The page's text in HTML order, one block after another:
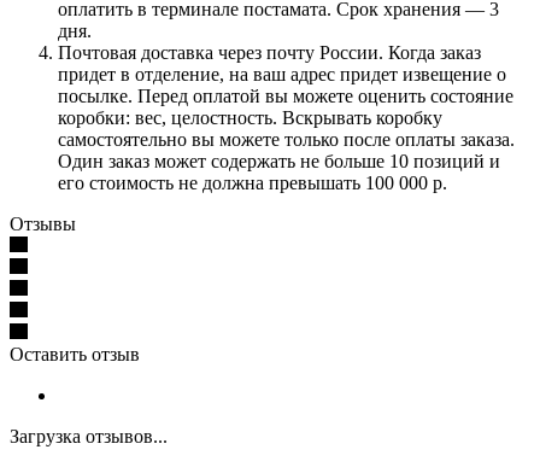
оплатить в терминале постамата. Срок хранения — 3
дня.
Почтовая доставка через почту России. Когда заказ
придет в отделение, на ваш адрес придет извещение о
посылке. Перед оплатой вы можете оценить состояние
коробки: вес, целостность. Вскрывать коробку
самостоятельно вы можете только после оплаты заказа.
Один заказ может содержать не больше 10 позиций и
его стоимость не должна превышать 100 000 р.
Отзывы
Оставить отзыв
Загрузка отзывов...